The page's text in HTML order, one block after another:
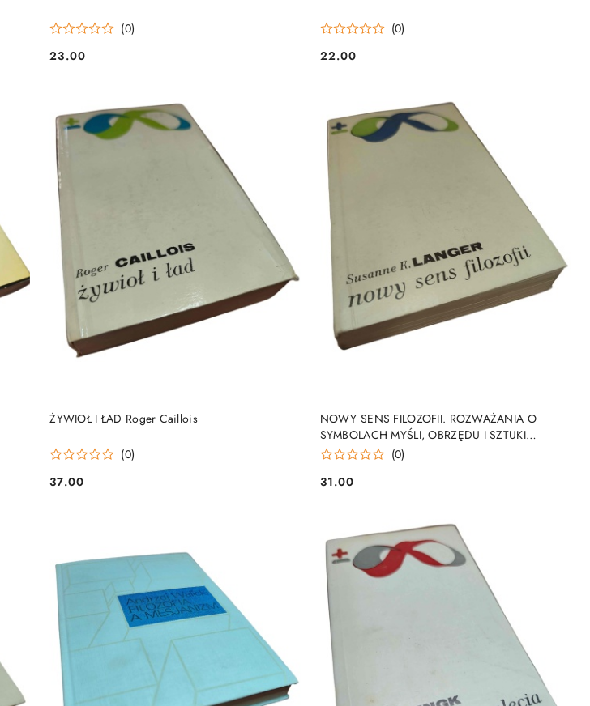
(0)
Cena:
23.00
(0)
Cena:
22.00
ŻYWIOŁ I ŁAD Roger Caillois
(0)
Cena:
37.00
DO KOSZYKA
NOWY SENS FILOZOFII. ROZWAŻANIA O
SYMBOLACH MYŚLI, OBRZĘDU I SZTUKI
Susanne K. Langer
(0)
Cena:
31.00
DO KOSZYKA